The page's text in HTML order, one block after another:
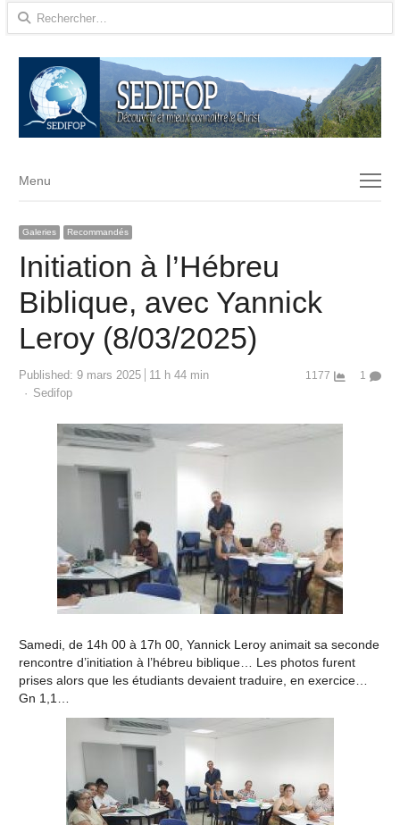
Rechercher :
Menu
Menu
Galeries Recommandés
Initiation à l’Hébreu
Biblique, avec Yannick
Leroy (8/03/2025)
Published: 9 mars 2025
11 h 44 min
Author
Sedifop
1177 1
Samedi, de 14h 00 à 17h 00, Yannick Leroy animait sa seconde
rencontre d’initiation à l’hébreu biblique… Les photos furent
prises alors que les étudiants devaient traduire, en exercice…
Gn 1,1…